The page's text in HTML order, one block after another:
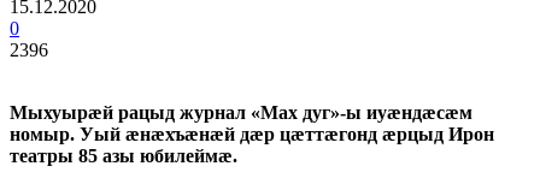
15.12.2020
0
2396
Мыхуырӕй рацыд журнал «Мах дуг»-ы иуӕндӕсӕм
номыр. Уый ӕнӕхъӕнӕй дӕр цӕттӕгонд ӕрцыд Ирон
театры 85 азы юбилеймӕ.